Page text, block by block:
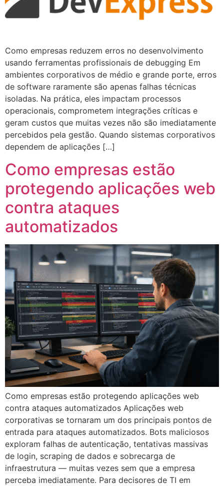
Como empresas reduzem erros no desenvolvimento
usando ferramentas profissionais de debugging Em
ambientes corporativos de médio e grande porte, erros
de software raramente são apenas falhas técnicas
isoladas. Na prática, eles impactam processos
operacionais, comprometem integrações críticas e
geram custos que muitas vezes não são imediatamente
percebidos pela gestão. Quando sistemas corporativos
dependem de aplicações […]
Como empresas estão
protegendo aplicações web
contra ataques
automatizados
Como empresas estão protegendo aplicações web
contra ataques automatizados Aplicações web
corporativas se tornaram um dos principais pontos de
entrada para ataques automatizados. Bots maliciosos
exploram falhas de autenticação, tentativas massivas
de login, scraping de dados e sobrecarga de
infraestrutura — muitas vezes sem que a empresa
perceba imediatamente. Para decisores de TI em